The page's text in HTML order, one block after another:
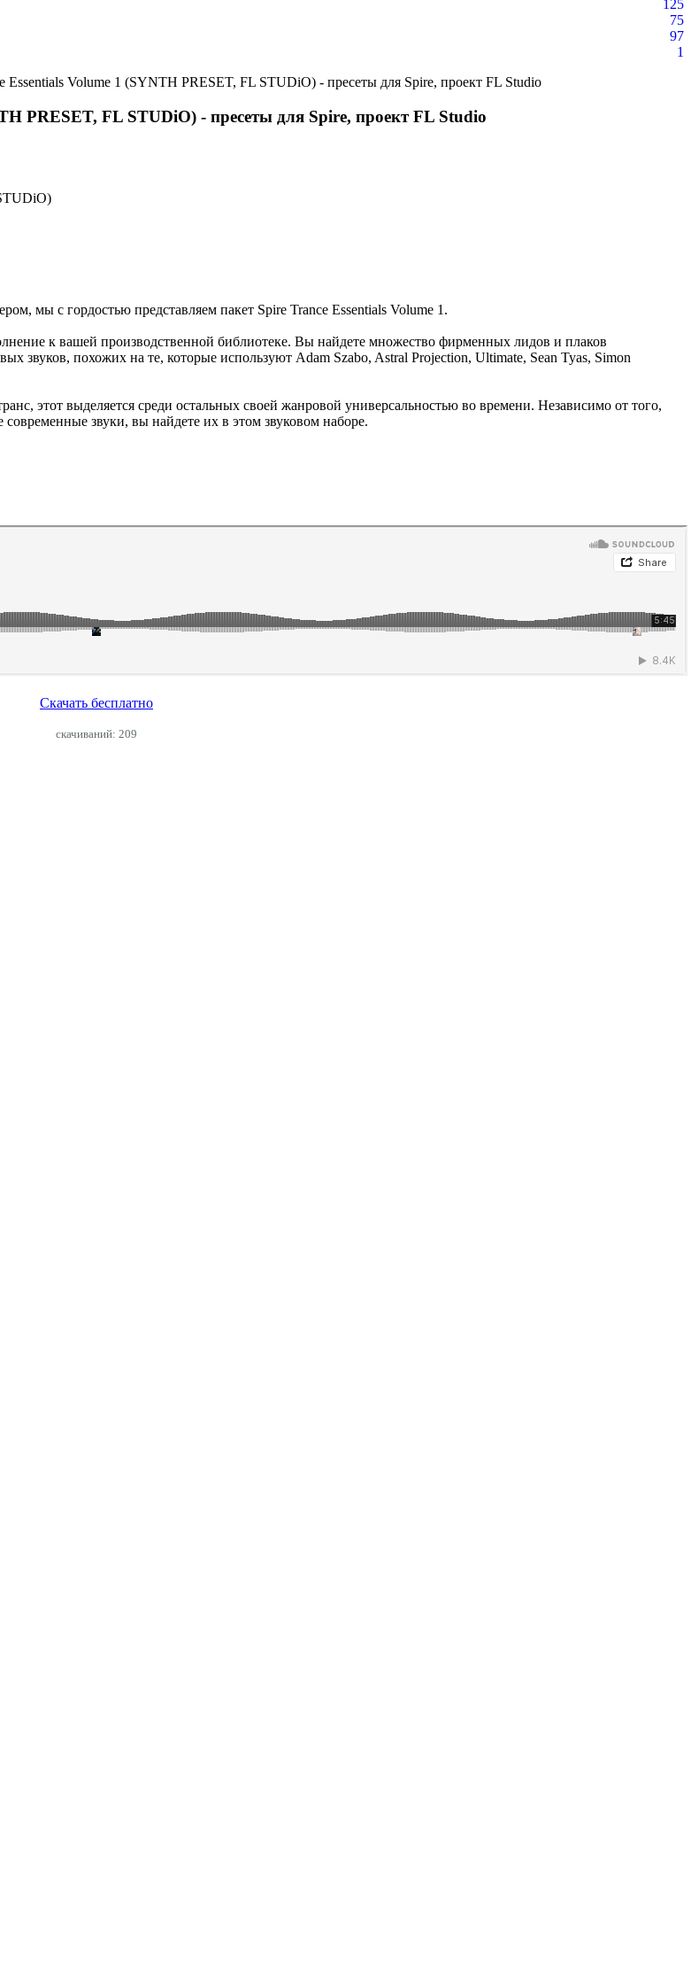
125
75
97
1
Essentials Volume 1 (SYNTH PRESET, FL STUDiO) - пресеты для Spire, проект FL Studio
PRESET, FL STUDiO) - пресеты для Spire, проект FL Studio
мы с гордостью представляем пакет Spire Trance Essentials Volume 1.
к вашей производственной библиотеке. Вы найдете множество фирменных лидов и плаков
звуков, похожих на те, которые используют Adam Szabo, Astral Projection, Ultimate, Sean Tyas, Simon
этот выделяется среди остальных своей жанровой универсальностью во времени. Независимо от того,
звуки, вы найдете их в этом звуковом наборе.
Скачать бесплатно
cкачиваний: 209